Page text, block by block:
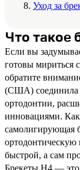
Уход за
Что такое
Если вы
готовы
обратите
(США) соединила
ортодонтии,
инновациями. Как
самолигирующая
ортодонтическую
быстрой, а сам
Брекеты H4 — это